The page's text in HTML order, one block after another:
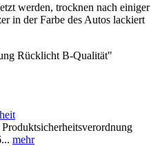
werden, trocknen nach einiger
in der Farbe des Autos lackiert
Rücklicht B-Qualität"
mehr